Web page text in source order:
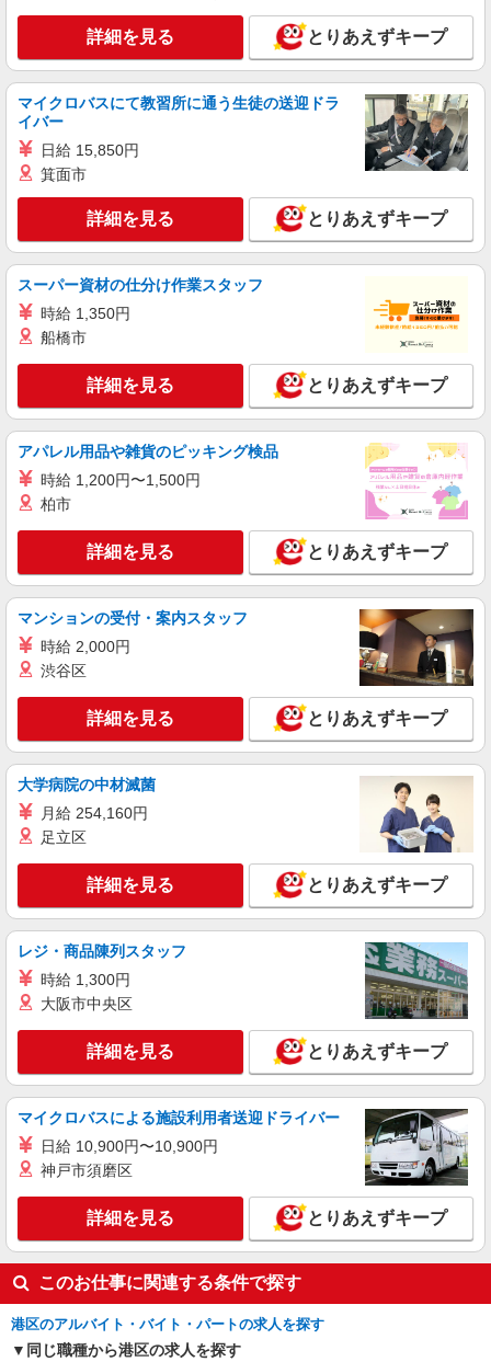
など）
時給1600円〜1800円（22:00〜翌5:00の深夜手
当で時給UP） ※給与幅は経験・能力による
東京都港区
キープ 詳細を見る
株式会社フルキャスト東京支社/EA0401G-10A
仕分け シール貼り 倉庫内軽作業 オフィスワー
時給1600円〜1800円（22:00〜翌5:00の深夜手
当で時給UP） ※給与幅は経験・能力による
キープ 詳細を見る
アルバイト パート 職業紹介
株式会社フルキャスト東京支社/EA0401G-10I
＼大人気♪／オフィスワーク！！その他イメベ
ントスタッフ、仕分け等もあります！
時給1600円〜1800円（22:00〜翌5:00の深夜手
当で時給UP） ※給与幅は経験・能力による
東京都港区
キープ 詳細を見る
東京美装興業株式会社 東京第一支店
月給24万円〜30万円 ※経験・能力による 年収
例※32歳、事務歴2年 （1年目）年収3,030,000円
※月給250,000円 （2年目）年収3,440,000円※月
給260,000円、賞与年2回含む （3年目）年収
3,540,000円※月給260,000円、賞与年2回含む
東京都港区南青山3丁目（請負先）
詳細を見る
正社員
東京美装興業株式会社 東京第一支店
事務スタッフ
月給24万円〜30万円 ※経験・能力による 年収
例※32歳、事務歴2年 （1年目）年収3,030,000円
※月給250,000円 （2年目）年収3,440,000円※月
給260,000円、賞与年2回含む （3年目）年収
3,540,000円※月給260,000円、賞与年2回含む
東京都港区六本木３丁目（請負先）
キープ 詳細を見る
派遣社員
株式会社パソナ・東京キャリアセンター/KT600117698201
NEW
時給1900円 ★交通費規定に基づき交通費支給
東京都港区（田町駅）
キープ
詳細を見る とりあえずキープ
マイクロバスにて教習所に通う生徒の送迎ドラ
イバー
日給 15,850円
箕面市
詳細を見る とりあえずキープ
スーパー資材の仕分け作業スタッフ
時給 1,350円
船橋市
詳細を見る とりあえずキープ
アパレル用品や雑貨のピッキング検品
時給 1,200円〜1,500円
柏市
詳細を見る とりあえずキープ
マンションの受付・案内スタッフ
時給 2,000円
渋谷区
詳細を見る とりあえずキープ
大学病院の中材滅菌
月給 254,160円
足立区
詳細を見る とりあえずキープ
レジ・商品陳列スタッフ
時給 1,300円
大阪市中央区
詳細を見る とりあえずキープ
マイクロバスによる施設利用者送迎ドライバー
日給 10,900円〜10,900円
神戸市須磨区
詳細を見る とりあえずキープ
このお仕事に関連する条件で探す
港区のアルバイト・バイト・パートの求人を探す
同じ職種から港区の求人を探す